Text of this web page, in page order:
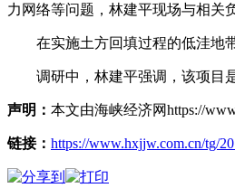
力网络等问题，林建平现场与相关
在实施土方回填过程的低洼地带
调研中，林建平强调，该项目是
声明： 本文由海峡经济网https://
链接： https://www.hxjjw.com.cn/tg/